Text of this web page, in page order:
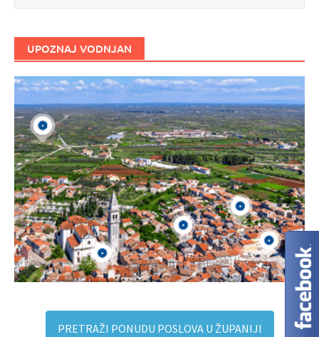
UPOZNAJ VODNJAN
PRETRAŽI PONUDU POSLOVA U ŽUPANIJI